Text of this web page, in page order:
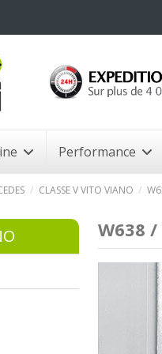
Performance
CLASSE V VITO VIANO
W638 /